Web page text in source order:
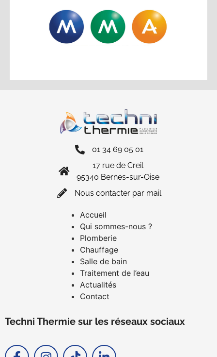
01 34 69 05 01
17 rue de Creil
95340 Bernes-sur-Oise
Nous contacter par mail
Accueil
Qui sommes-nous ?
Plomberie
Chauffage
Salle de bain
Traitement de l’eau
Actualités
Contact
Techni Thermie sur les réseaux sociaux